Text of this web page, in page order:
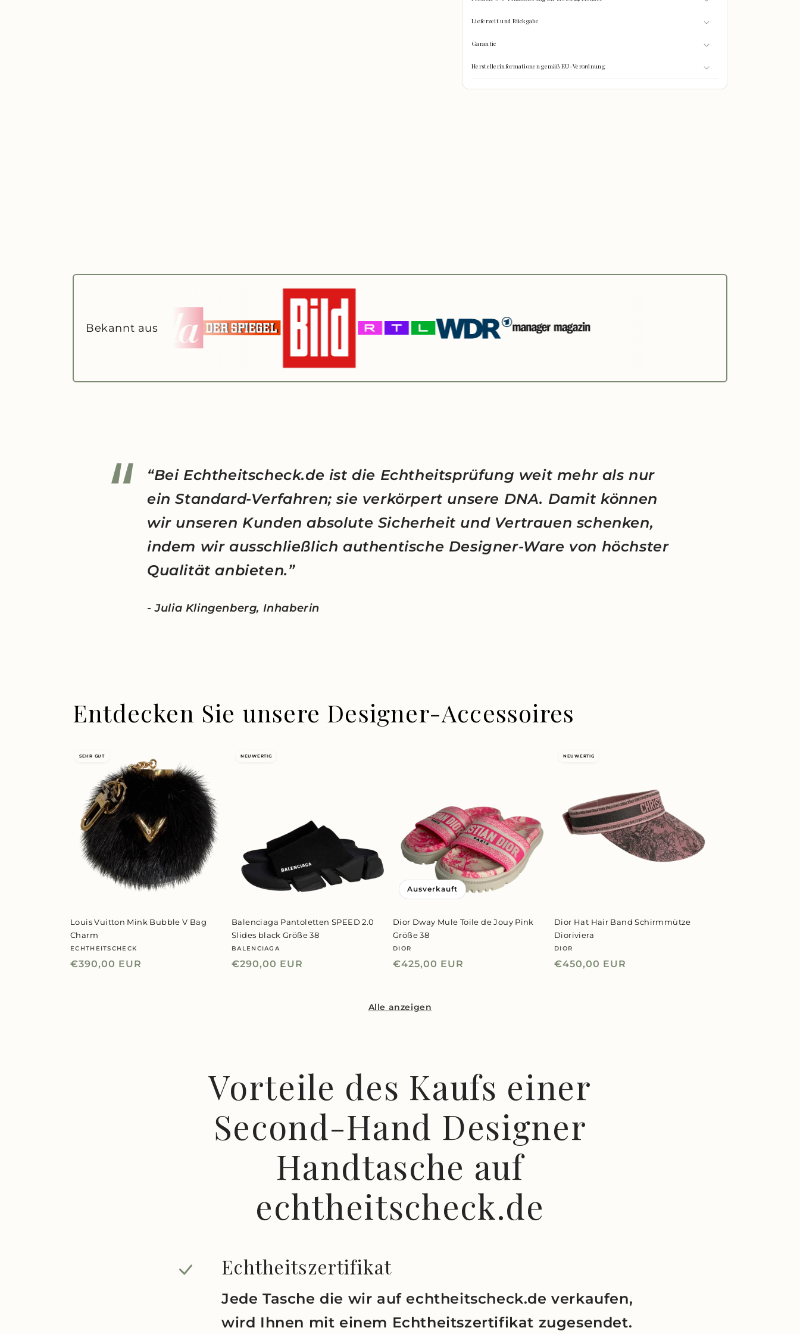
Lieferzeit und Rückgabe
Garantie
Herstellerinformationen gemäß EU-Verordnung
Bekannt aus
“Bei Echtheitscheck.de ist die Echtheitsprüfung weit mehr als nur
ein Standard-Verfahren; sie verkörpert unsere DNA. Damit können
wir unseren Kunden absolute Sicherheit und Vertrauen schenken,
indem wir ausschließlich authentische Designer-Ware von höchster
Qualität anbieten.”
- Julia Klingenberg, Inhaberin
Entdecken Sie unsere Designer-Accessoires
SEHR GUT
Louis Vuitton Mink Bubble V Bag
Charm
Anbieter:
ECHTHEITSCHECK
Normaler
€390,00 EUR
NEUWERTIG
Balenciaga Pantoletten SPEED 2.0
Slides black Größe 38
Anbieter:
BALENCIAGA
Normaler
€290,00 EUR
Ausverkauft
Dior Dway Mule Toile de Jouy Pink
Größe 38
Anbieter:
DIOR
Normaler
€425,00 EUR
NEUWERTIG
Dior Hat Hair Band Schirmmütze
Dioriviera
Anbieter:
DIOR
Normaler
€450,00 EUR
Alle anzeigen
Vorteile des Kaufs einer
Second-Hand Designer
Handtasche auf
echtheitscheck.de
Echtheitszertifikat
Jede Tasche die wir auf echtheitscheck.de verkaufen,
wird Ihnen mit einem Echtheitszertifikat zugesendet.